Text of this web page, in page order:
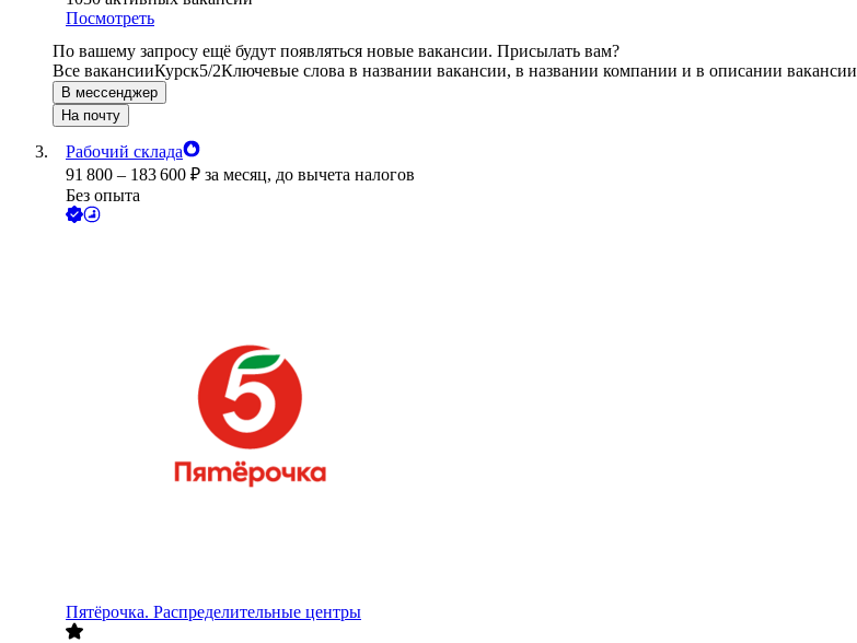
Посмотреть
По вашему запросу ещё будут появляться новые вакансии. Присылать вам?
Все вакансииКурск5/2Ключевые слова в названии вакансии, в названии компании и в описании вакансии
В мессенджер
На почту
Рабочий склада
91 800 – 183 600 ₽ за месяц, до вычета налогов
Без опыта
Пятёрочка. Распределительные центры